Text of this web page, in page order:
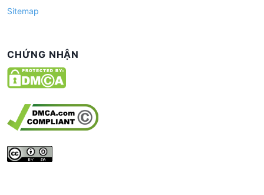
Sitemap
CHỨNG NHẬN